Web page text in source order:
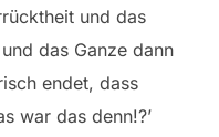
und das
das Ganze dann
endet, dass
war das denn!?’